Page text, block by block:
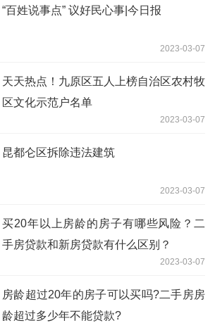
“百姓说事点” 议好民心事|今日报
2023-03-07
天天热点！九原区五人上榜自治区农村牧
区文化示范户名单
2023-03-07
昆都仑区拆除违法建筑
2023-03-07
买20年以上房龄的房子有哪些风险？二
手房贷款和新房贷款有什么区别？
2023-03-07
房龄超过20年的房子可以买吗?二手房房
龄超过多少年不能贷款?